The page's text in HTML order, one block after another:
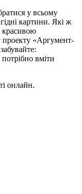
у всьому
картини. Які ж
красивою
проекту «Аргумент-
вміти
онлайн.